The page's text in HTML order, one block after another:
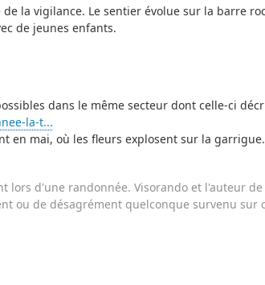
de la vigilance. Le sentier évolue sur la barre
de jeunes enfants.
dans le même secteur dont celle-ci
la-t...
en mai, où les fleurs explosent sur la garrigue.
lors d'une randonnée. Visorando et l'auteur
ou de désagrément quelconque survenu sur